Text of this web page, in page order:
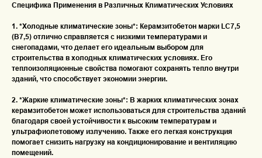
Специфика Применения в Различных Климатических Условиях
1. *Холодные климатические зоны*: Керамзитобетон марки LC7,5
(В7,5) отлично справляется с низкими температурами и
снегопадами, что делает его идеальным выбором для
строительства в холодных климатических условиях. Его
теплоизоляционные свойства помогают сохранять тепло внутри
зданий, что способствует экономии энергии.
2. *Жаркие климатические зоны*: В жарких климатических зонах
керамзитобетон может использоваться для строительства зданий
благодаря своей устойчивости к высоким температурам и
ультрафиолетовому излучению. Также его легкая конструкция
помогает снизить нагрузку на кондиционирование и вентиляцию
помещений.